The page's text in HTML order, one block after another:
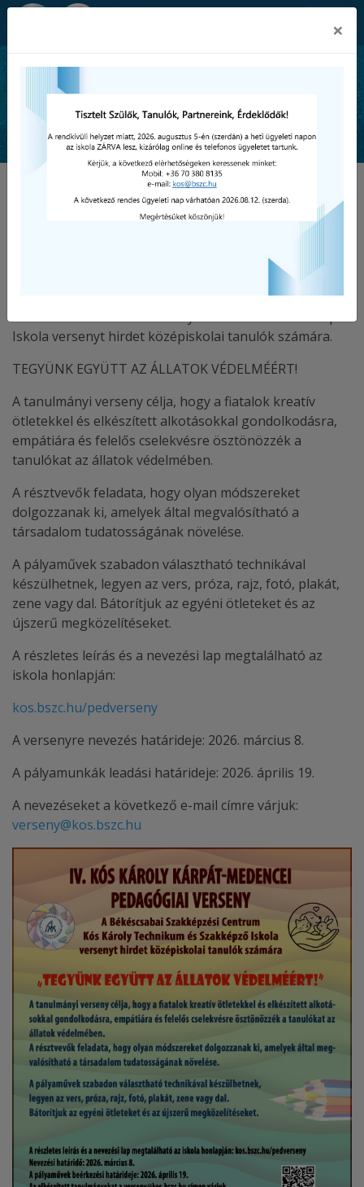
Hírek
IV. KÓS KÁROLY KÁRPÁT-
MEDENCEI PEDAGÓGIAI
Iskola versenyt hirdet középiskolai tanulók számára.
TEGYÜNK EGYÜTT AZ ÁLLATOK VÉDELMÉÉRT!
A tanulmányi verseny célja, hogy a fiatalok kreatív
ötletekkel és elkészített alkotásokkal gondolkodásra,
empátiára és felelős cselekvésre ösztönözzék a
tanulókat az állatok védelmében.
A résztvevők feladata, hogy olyan módszereket
dolgozzanak ki, amelyek által megvalósítható a
társadalom tudatosságának növelése.
A pályaművek szabadon választható technikával
készülhetnek, legyen az vers, próza, rajz, fotó, plakát,
zene vagy dal. Bátorítjuk az egyéni ötleteket és az
újszerű megközelítéseket.
A részletes leírás és a nevezési lap megtalálható az
iskola honlapján:
kos.bszc.hu/pedverseny
A versenyre nevezés határideje: 2026. március 8.
A pályamunkák leadási határideje: 2026. április 19.
A nevezéseket a következő e-mail címre várjuk:
verseny@kos.bszc.hu
×